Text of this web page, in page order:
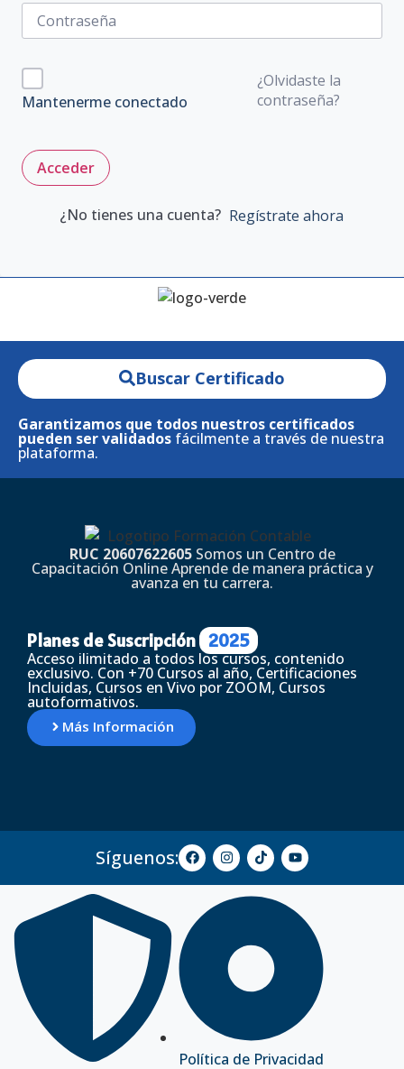
Mantenerme conectado
¿Olvidaste la
contraseña?
Acceder
¿No tienes una cuenta? Regístrate ahora
Buscar Certificado
Garantizamos que todos nuestros certificados
pueden ser validados fácilmente a través de nuestra
plataforma.
RUC 20607622605 Somos un Centro de
Capacitación Online Aprende de manera práctica y
avanza en tu carrera.
Planes de Suscripción 2025
Acceso ilimitado a todos los cursos, contenido
exclusivo. Con +70 Cursos al año, Certificaciones
Incluidas, Cursos en Vivo por ZOOM, Cursos
autoformativos.
Más Información
Síguenos:
Política de Privacidad